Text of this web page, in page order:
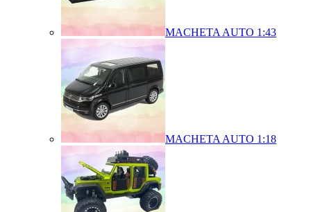
MACHETA AUTO 1:43
MACHETA AUTO 1:18